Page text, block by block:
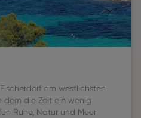
am westlichsten
dem die Zeit ein wenig
Ruhe, Natur und Meer